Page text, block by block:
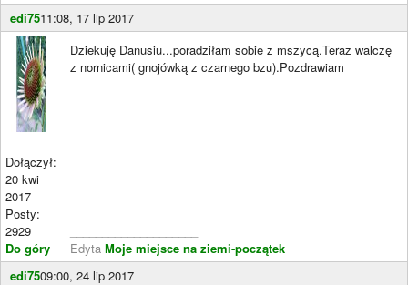
edi7511:08, 17 lip 2017
Dołączył:
20 kwi
2017
Posty:
2929
Do góry
Dziekuję Danusiu...poradziłam sobie z mszycą.Teraz walczę
z nornicami( gnojówką z czarnego bzu).Pozdrawiam
Edyta Moje miejsce na ziemi-początek
edi7509:00, 24 lip 2017